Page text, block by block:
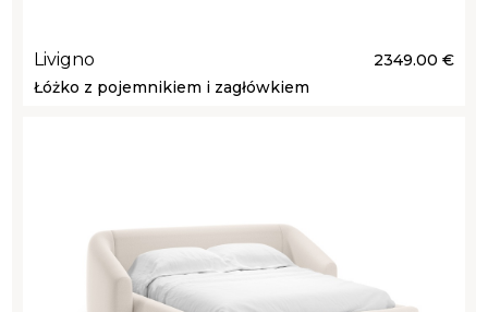
Livigno
2349.00 €
Łóżko z pojemnikiem i zagłówkiem